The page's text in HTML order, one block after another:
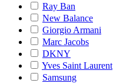
Ray Ban
New Balance
Giorgio Armani
Marc Jacobs
DKNY
Yves Saint Laurent
Samsung